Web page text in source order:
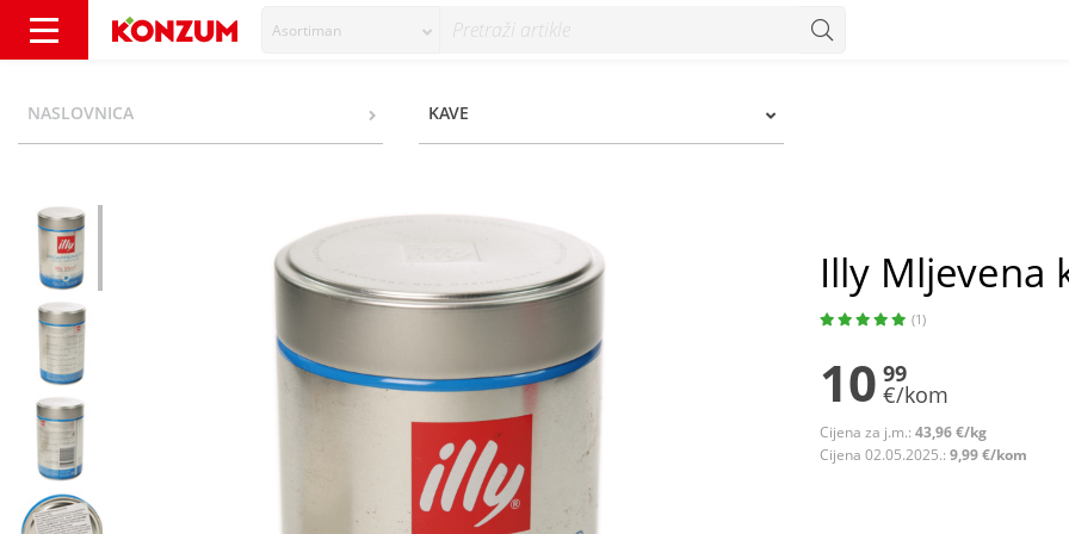
Asortiman
NASLOVNICA KAVE
Illy Mljevena
(1)
10 99
€/kom
Cijena za j.m.: 43,96 €/kg
Cijena 02.05.2025.: 9,99 €/kom